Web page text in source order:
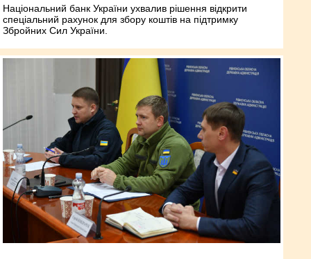
Національний банк України ухвалив рішення відкрити
спеціальний рахунок для збору коштів на підтримку
Збройних Сил України.